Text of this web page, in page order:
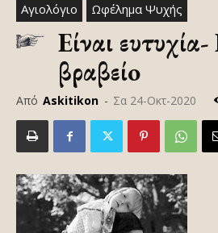
Αγιολόγιο Ωφέλημα Ψυχής
Είναι ευτυχία-
βραβείo
Από Askitikon - Σα 24-Οκτ-2020